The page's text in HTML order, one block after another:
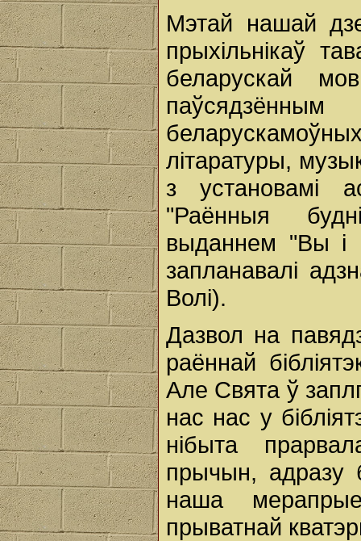
Мэтай нашай
прыхільнікаў
беларускай
літаратуры,
з установамі
"Раённыя
выданнем "Вы і
запланавалі
Волі).
Дазвол на
раённай
Але Свята ў
нас нас у
нібыта
прычын, адразу
наша
прыватнай